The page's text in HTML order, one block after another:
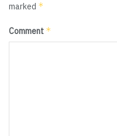
marked *
Comment *